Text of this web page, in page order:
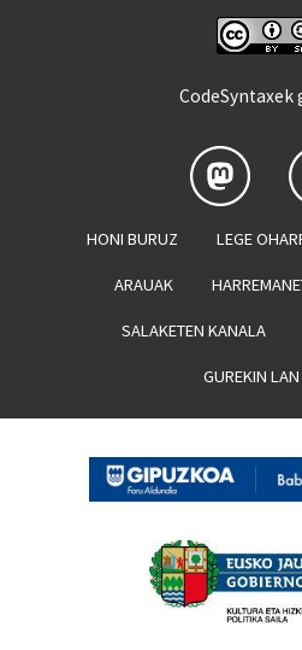
CodeSyntaxek
HONI BURUZ LEGE
ARAUAK
SALAKETEN KANALA
GUREKIN LAN